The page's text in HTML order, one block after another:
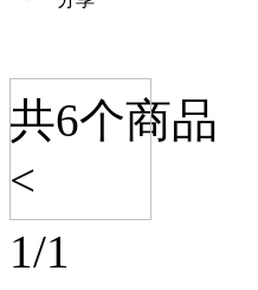
共6个商品
<
1/1